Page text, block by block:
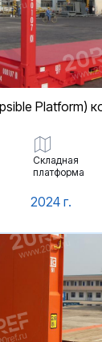
Platform)
Складная
платформа
2024 г.